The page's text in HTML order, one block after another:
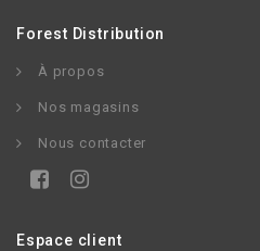
Forest Distribution
À propos
Nos magasins
Nous contacter
Espace client